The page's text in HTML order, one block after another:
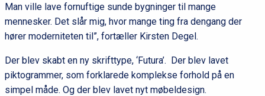
Man ville lave fornuftige sunde bygninger til mange
mennesker. Det slår mig, hvor mange ting fra dengang der
hører moderniteten til”, fortæller Kirsten Degel.
Der blev skabt en ny skrifttype, ‘Futura’. Der blev lavet
piktogrammer, som forklarede komplekse forhold på en
simpel måde. Og der blev lavet nyt møbeldesign.